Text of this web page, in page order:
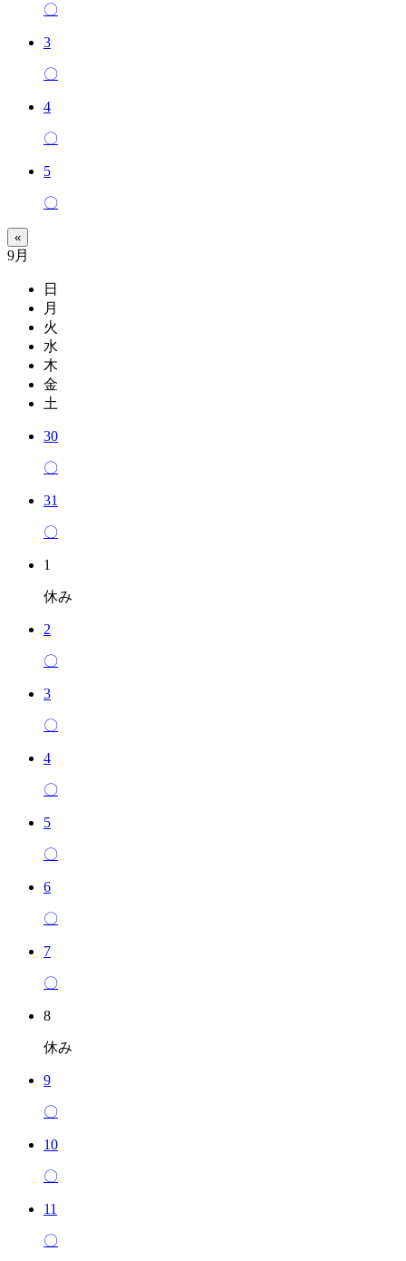
〇
3
〇
4
〇
5
〇
«
9月
日
月
火
水
木
金
土
30
〇
31
〇
1
休み
2
〇
3
〇
4
〇
5
〇
6
〇
7
〇
8
休み
9
〇
10
〇
11
〇